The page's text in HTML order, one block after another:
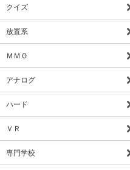
クイズ
放置系
ＭＭＯ
アナログ
ハード
ＶＲ
専門学校